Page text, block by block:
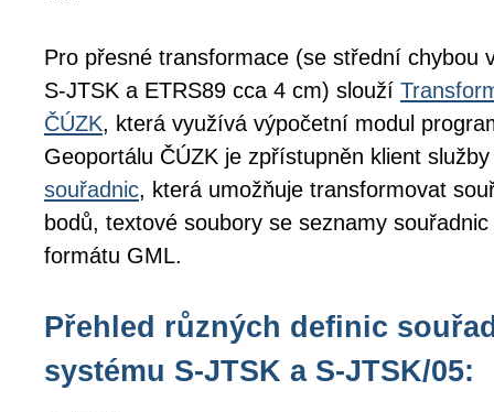
Pro přesné transformace (se střední chybou
S-JTSK a ETRS89 cca 4 cm) slouží
ČÚZK, která využívá výpočetní modul
Geoportálu ČÚZK je zpřístupněn klient
souřadnic, která umožňuje transformovat
bodů, textové soubory se seznamy
formátu GML.
Přehled různých definic
systému S-JTSK a S-JTSK/05: